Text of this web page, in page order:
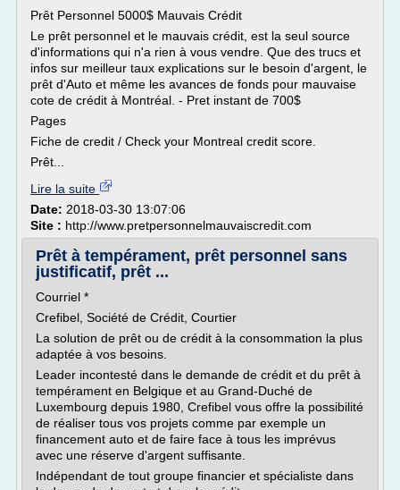
Prêt Personnel 5000$ Mauvais Crédit
Le prêt personnel et le mauvais crédit, est la seul source
d'informations qui n'a rien à vous vendre. Que des trucs et
infos sur meilleur taux explications sur le besoin d'argent, le
prêt d'Auto et même les avances de fonds pour mauvaise
cote de crédit à Montréal. - Pret instant de 700$
Pages
Fiche de credit / Check your Montreal credit score.
Prêt...
Lire la suite
Date: 2018-03-30 13:07:06
Site : http://www.pretpersonnelmauvaiscredit.com
Prêt à tempérament, prêt personnel sans
justificatif, prêt ...
Courriel *
Crefibel, Société de Crédit, Courtier
La solution de prêt ou de crédit à la consommation la plus
adaptée à vos besoins.
Leader incontesté dans le demande de crédit et du prêt à
tempérament en Belgique et au Grand-Duché de
Luxembourg depuis 1980, Crefibel vous offre la possibilité
de réaliser tous vos projets comme par exemple un
financement auto et de faire face à tous les imprévus
avec une réserve d'argent suffisante.
Indépendant de tout groupe financier et spécialiste dans